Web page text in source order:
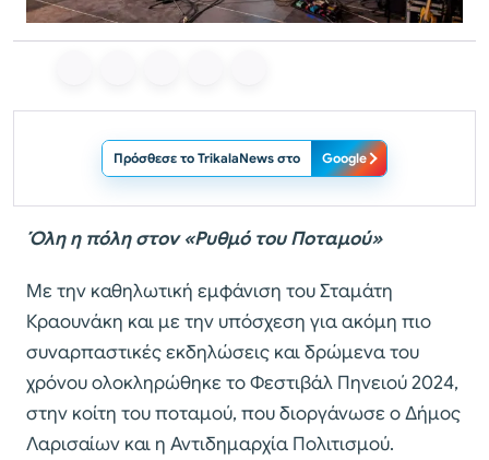
Πρόσθεσε το TrikalaNews στο Google
Όλη η πόλη στον «Ρυθμό του Ποταμού»
Με την καθηλωτική εμφάνιση του Σταμάτη
Κραουνάκη και με την υπόσχεση για ακόμη πιο
συναρπαστικές εκδηλώσεις και δρώμενα του
χρόνου ολοκληρώθηκε το Φεστιβάλ Πηνειού 2024,
στην κοίτη του ποταμού, που διοργάνωσε ο Δήμος
Λαρισαίων και η Αντιδημαρχία Πολιτισμού.